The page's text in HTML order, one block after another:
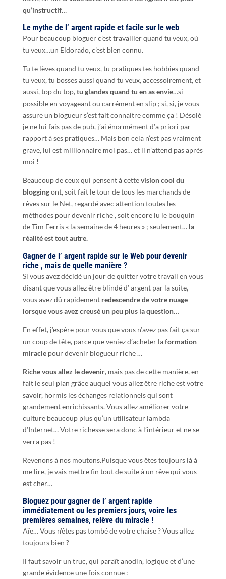
qu’instructif…
Le mythe de l’ argent rapide et facile sur le web
Pour beaucoup bloguer c’est travailler quand tu veux, où
tu veux…un Eldorado, c’est bien connu.
Tu te lèves quand tu veux, tu pratiques tes hobbies quand
tu veux, tu bosses aussi quand tu veux, accessoirement, et
aussi, top du top,tu glandes quand tu en as envie…si
possible en voyageant ou carrément en slip ; si, si, je vous
assure un blogueur s’est fait connaitre comme ça ! Désolé
je ne lui fais pas de pub, j’ai énormément d’a priori par
rapport à ses pratiques… Mais bon cela n’est pas vraiment
grave, lui est millionnaire moi pas… et il n’attend pas après
moi !
Beaucoup de ceux qui pensent à cettevision cool du
bloggingont, soit fait le tour de tous les marchands de
rêves sur le Net, regardé avec attention toutes les
méthodes pour devenir riche , soit encore lu le bouquin
de Tim Ferris « la semaine de 4 heures » ; seulement… la
réalité est tout autre.
Gagner de l’ argent rapide sur le Web pour devenir
riche , mais de quelle manière ?
Si vous avez décidé un jour de quitter votre travail en vous
disant que vous allez être blindé d’ argent par la suite,
vous avez dû rapidement redescendre de votre nuage
lorsque vous avez creusé un peu plus la question…
En effet, j’espère pour vous que vous n’avez pas fait ça sur
un coup de tête, parce que veniez d’acheter laformation
miraclepour devenir blogueur riche …
Riche vous allez le devenir, mais pas de cette manière, en
fait le seul plan grâce auquel vous allez être riche est votre
savoir, hormis les échanges relationnels qui sont
grandement enrichissants. Vous allez améliorer votre
culture beaucoup plus qu’un utilisateur lambda
d’Internet… Votre richesse sera donc à l’intérieur et ne se
verra pas !
Revenons à nos moutons.Puisque vous êtes toujours là à
me lire, je vais mettre fin tout de suite à un rêve qui vous
est cher…
Bloguez pour gagner de l’ argent rapide
immédiatement ou les premiers jours, voireles
premières semaines, relève du miracle !
Aïe… Vous n’êtes pas tombé de votre chaise ? Vous allez
toujours bien ?
Il faut savoir un truc, qui paraît anodin, logique et d’une
grande évidence une fois connue :